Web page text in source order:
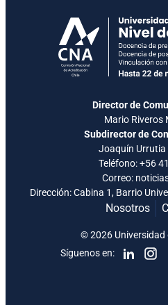
Director de
Mario Riveros
Subdirector de
Joaquín Urrutia
Teléfono:+56
Correo:
Dirección: Cabina 1, Barrio
Nosotros
Síguenos en:
© 2026 Universidad